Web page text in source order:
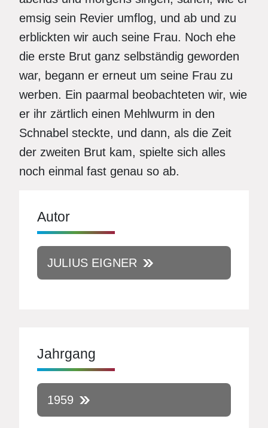
emsig sein Revier umflog, und ab und zu
erblickten wir auch seine Frau. Noch ehe
die erste Brut ganz selbständig geworden
war, begann er erneut um seine Frau zu
werben. Ein paarmal beobachteten wir, wie
er ihr zärtlich einen Mehlwurm in den
Schnabel steckte, und dann, als die Zeit
der zweiten Brut kam, spielte sich alles
noch einmal fast genau so ab.
Autor
JULIUS EIGNER
Jahrgang
1959